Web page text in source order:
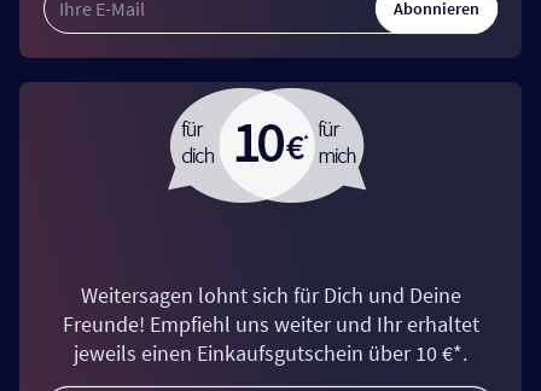
Abonnieren
Weitersagen lohnt sich für Dich und Deine
Freunde! Empfiehl uns weiter und Ihr erhaltet
jeweils einen Einkaufsgutschein über 10 €*.